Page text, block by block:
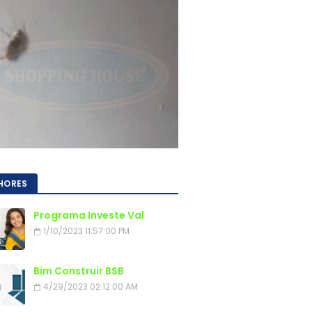
Programa Investe Val
1/10/2023 11:57:00 PM
Bim Construir BSB
4/29/2023 02:12:00 AM